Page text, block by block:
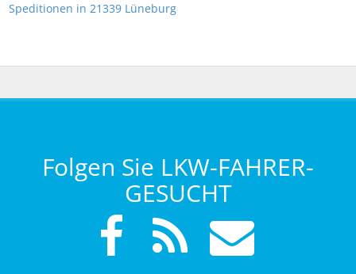
Speditionen in 21339 Lüneburg
Folgen Sie LKW-FAHRER-
GESUCHT